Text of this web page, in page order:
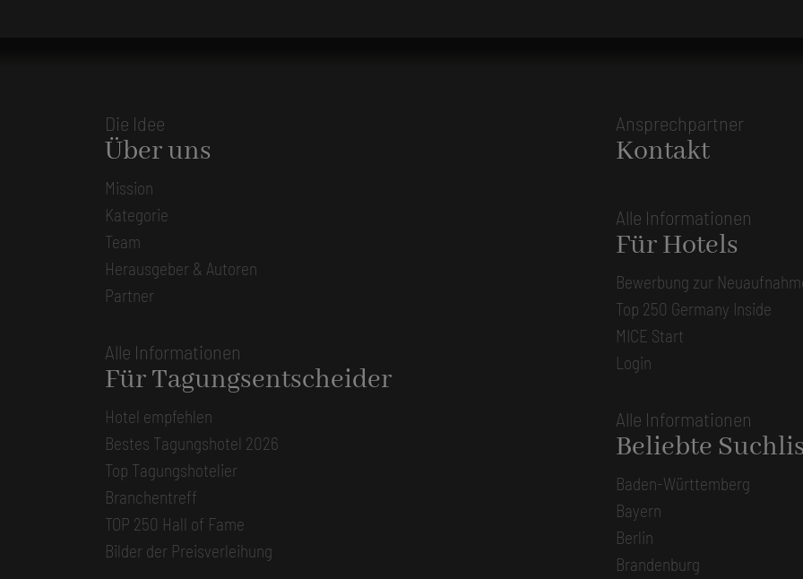
Die Idee
Über uns
Mission
Kategorie
Team
Herausgeber & Autoren
Partner
Alle Informationen
Für Tagungsentscheider
Hotel empfehlen
Bestes Tagungshotel 2026
Top Tagungshotelier
Branchentreff
TOP 250 Hall of Fame
Bilder der Preisverleihung
Ansprechpartner
Kontakt
Alle Informationen
Für Hotels
Bewerbung zur
Top 250 Germany Inside
MICE Start
Login
Alle Informationen
Beliebte
Baden-Württemberg
Bayern
Berlin
Brandenburg